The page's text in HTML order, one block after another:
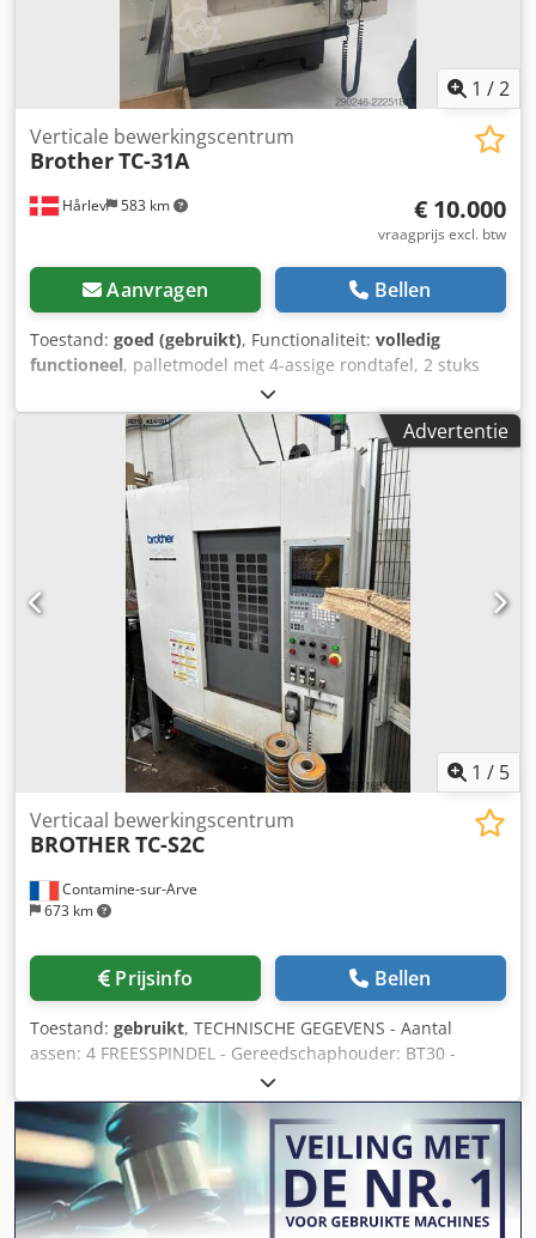
1 /2
Hårlev 583 km
Verticale bewerkingscentrum
BrotherTC-31A
€ 10.000
vraagprijs excl. btw
Aanvragen Bellen
Toestand: goed (gebruikt), Functionaliteit: volledig
functioneel, palletmodel met 4-assige rondtafel, 2 stuks
bouwjaar 1998, gewicht 2350 kg X 350 mm Y 250 mm Z 350
mm Dodeziclljpfx Agyswa 4e as Gereedschapswisselaar
met 26 posities Twin Pallet
Advertentie
1 / 5
Contamine-sur-Arve
673 km
Verticaal bewerkingscentrum
BROTHERTC-S2C
Prijsinfo Bellen
Toestand: gebruikt, TECHNISCHE GEGEVENS - Aantal
assen: 4 FREESSPINDEL - Gereedschaphouder: BT30 -
Spindelvermogen: 10,1 [kW] - Spindelsnelheid: 10 - 10.000
[tpm] LINEAIRE ASSEN - Verplaatsingsbereik X/Y/Z-as: 500 x
400 x 300 [mm] - Sneltransport (X/Y/Z): 50/50/50 [m/min] -
Voedingssnelheid (X/Y/Z): 10/10/10 [m/min]
GEREEDSCHAPWISSELAAR - Type gereedschapwisselaar:
Paraplu-model - Aantal gereedschappen in magazijn: 14 -
Gereedschapswisseltijd: 1,7 [sec] TAFEL - Tafelformaat: 600